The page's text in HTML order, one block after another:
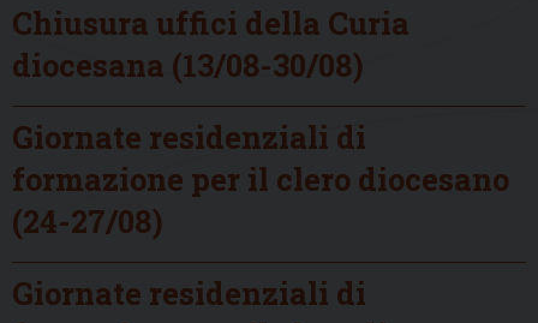
Chiusura uffici della Curia
diocesana (13/08-30/08)
Giornate residenziali di
formazione per il clero diocesano
(24-27/08)
Giornate residenziali di